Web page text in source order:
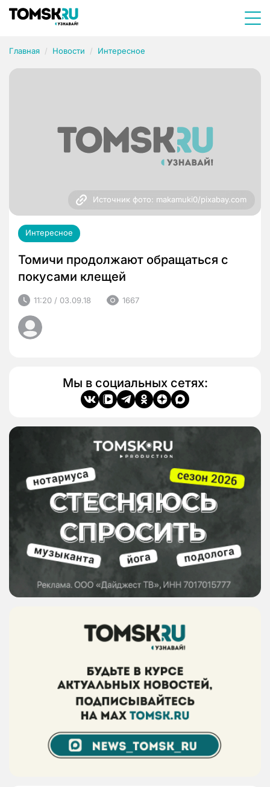
Главная Новости Интересное
Источник фото: makamuki0/pixabay.com
Интересное
Томичи продолжают обращаться с
покусами клещей
11:20 / 03.09.18 1667
Мы в социальных сетях: